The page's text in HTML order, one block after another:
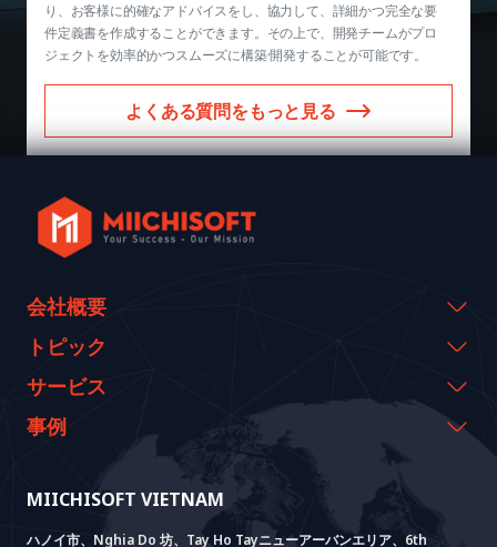
り、お客様に的確なアドバイスをし、協力して、詳細かつ完全な要
件定義書を作成することができます。その上で、開発チームがプロ
ジェクトを効率的かつスムーズに構築·開発することが可能です。
よくある質問をもっと見る
MIICHISOFT VIETNAM
ハノイ市、Nghia Do 坊、Tay Ho Tayニューアーバンエリア、6th
会社概要
会社概要
代表のメッセージ
沿革
価値観
トピック
イベント & ウェビナー
資料室
ニュース
FAQ
サービス
AI CO-CREATION
AI PoC開発
Core Lab
System Lab
AI+ SOLUTIONS
AI+ Products
VIETNAM BRIDGE
事例
実績
お客様の声